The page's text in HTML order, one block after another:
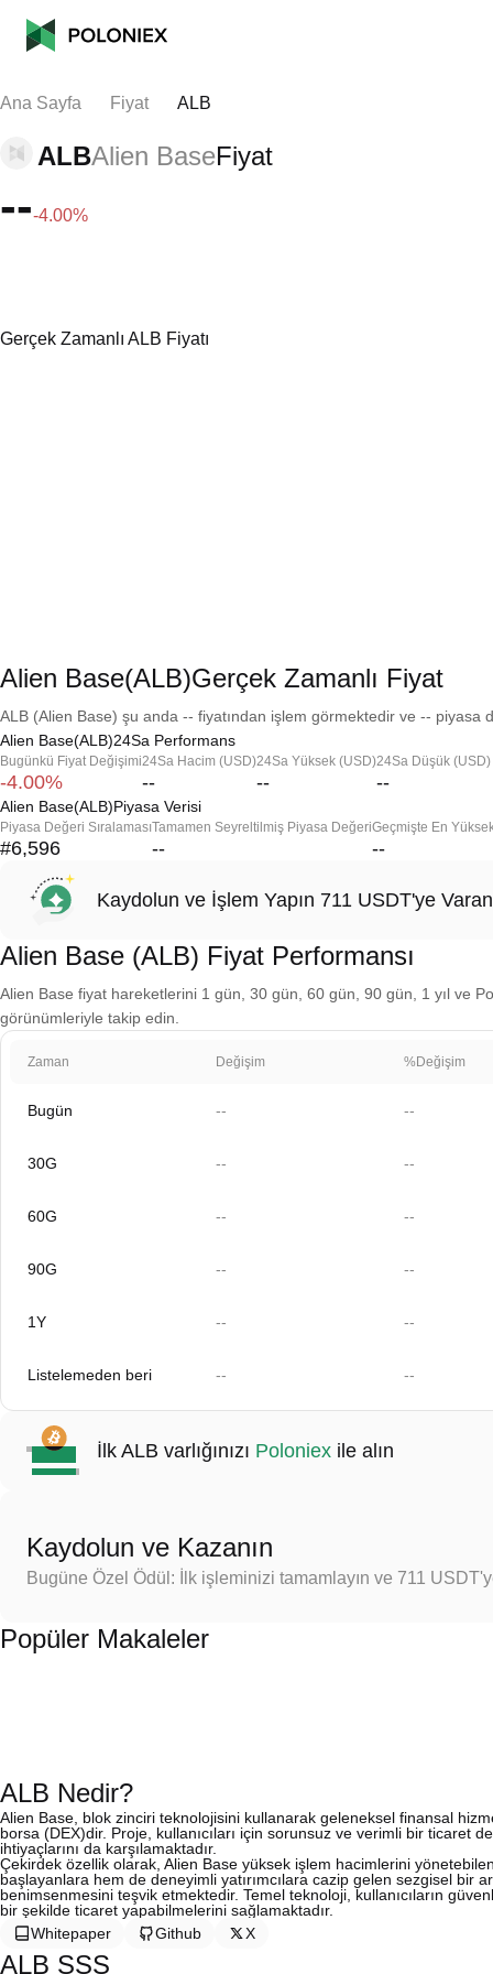
Ana Sayfa Fiyat ALB
ALBAlien BaseFiyat
---4.00%
Gerçek Zamanlı ALB Fiyatı
Alien Base(ALB)Gerçek Zamanlı Fiyat
ALB (Alien Base) şu anda -- fiyatından işlem görmektedir ve -- piyasa
Alien Base(ALB)24Sa Performans
Bugünkü Fiyat Değişimi
-4.00%
24Sa Hacim (USD)
--
24Sa Yüksek (USD)
--
24Sa Düşük (USD)
--
Alien Base(ALB)Piyasa Verisi
Piyasa Değeri Sıralaması
#6,596
Tamamen Seyreltilmiş Piyasa Değeri
--
Geçmişte En
--
Kaydolun ve İşlem Yapın 711 USDT'ye
Alien Base (ALB) Fiyat Performansı
Alien Base fiyat hareketlerini 1 gün, 30 gün, 60 gün, 90 gün, 1 yıl ve
görünümleriyle takip edin.
Zaman Değişim %Değişim
Bugün -- --
30G -- --
60G -- --
90G -- --
1Y -- --
Listelemeden beri -- --
İlk ALB varlığınızı Poloniex ile alın
Kaydolun ve Kazanın
Bugüne Özel Ödül: İlk işleminizi tamamlayın ve 711
Popüler Makaleler
ALB Nedir?
Alien Base, blok zinciri teknolojisini kullanarak geleneksel finansal
borsa (DEX)dir. Proje, kullanıcıları için sorunsuz ve verimli bir ticaret
ihtiyaçlarını da karşılamaktadır.
Çekirdek özellik olarak, Alien Base yüksek işlem hacimlerini
başlayanlara hem de deneyimli yatırımcılara cazip gelen sezgisel
benimsenmesini teşvik etmektedir. Temel teknoloji, kullanıcıların
bir şekilde ticaret yapabilmelerini sağlamaktadır.
Whitepaper
Github X
ALB SSS